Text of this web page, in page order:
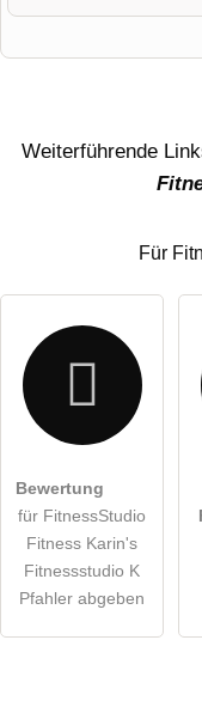
Die
öffentliche Frage
Weiterführende
Für
Bewertung
für FitnessStudio
Fitness Karin's
Fitnessstudio K
Pfahler abgeben